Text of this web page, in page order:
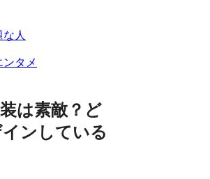
な人
タメ
は素敵？ど
ンしている